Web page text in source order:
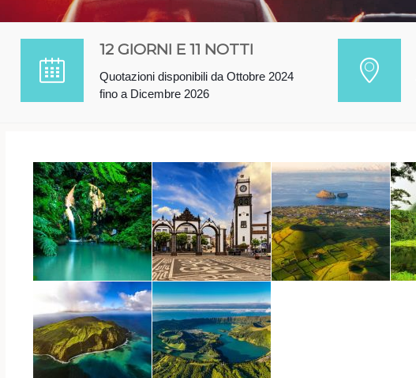
12 GIORNI E 11 NOTTI
Quotazioni disponibili da Ottobre 2024
fino a Dicembre 2026